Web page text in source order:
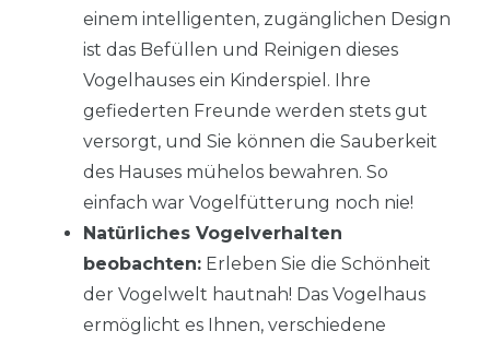
einem intelligenten, zugänglichen Design
ist das Befüllen und Reinigen dieses
Vogelhauses ein Kinderspiel. Ihre
gefiederten Freunde werden stets gut
versorgt, und Sie können die Sauberkeit
des Hauses mühelos bewahren. So
einfach war Vogelfütterung noch nie!
Natürliches Vogelverhalten
beobachten: Erleben Sie die Schönheit
der Vogelwelt hautnah! Das Vogelhaus
ermöglicht es Ihnen, verschiedene